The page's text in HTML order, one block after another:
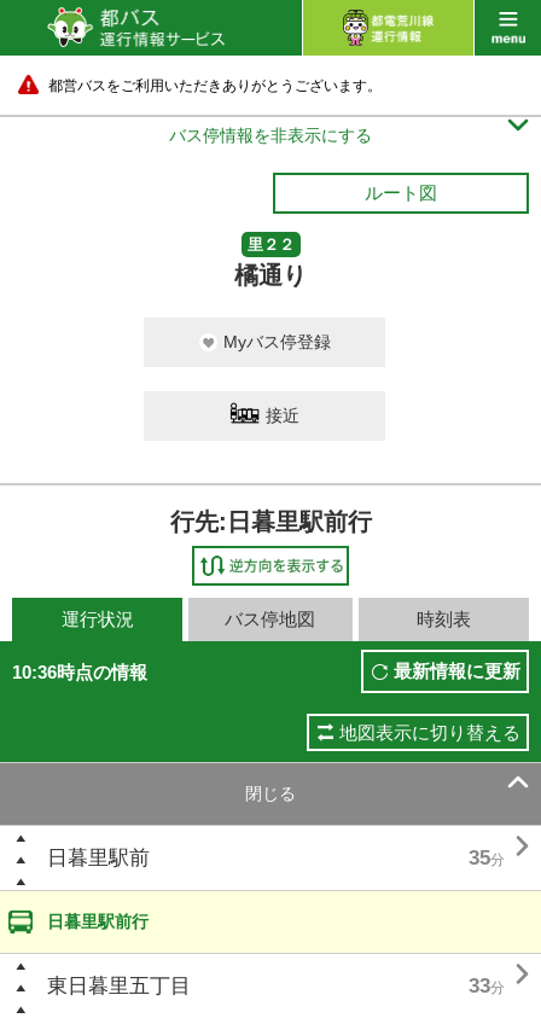
都営バスをご利用いただきありがとうございます。
バス停情報を非表示にする 
ルート図
里２２
橘通り
Myバス停登録
接近
行先:日暮里駅前行
運行状況 バス停地図 時刻表
10:36時点の情報 最新情報に更新
地図表示に切り替える
閉じる 
日暮里駅前 35分 
日暮里駅前行
東日暮里五丁目 33分 